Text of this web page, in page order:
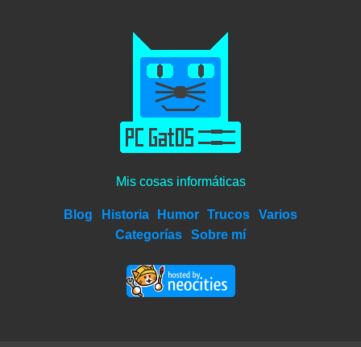
Mis cosas informáticas
Blog Historia Humor Trucos
Varios
Categorías
Sobre mí